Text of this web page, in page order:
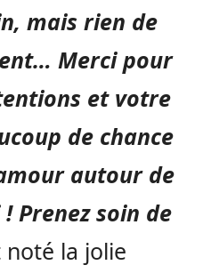
mais rien de
Merci pour
et votre
de chance
autour de
Prenez soin de
la jolie